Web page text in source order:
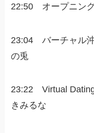
22:50 オープニン
23:04 バーチャル
の兎
23:22 Virtual
きみるな